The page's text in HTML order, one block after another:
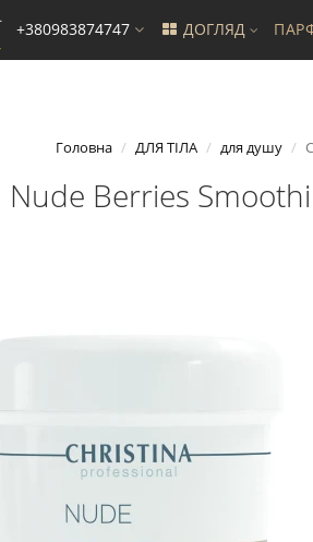
+380983874747 ДОГЛЯД
Головна ДЛЯ ТІЛА для душу
Berries